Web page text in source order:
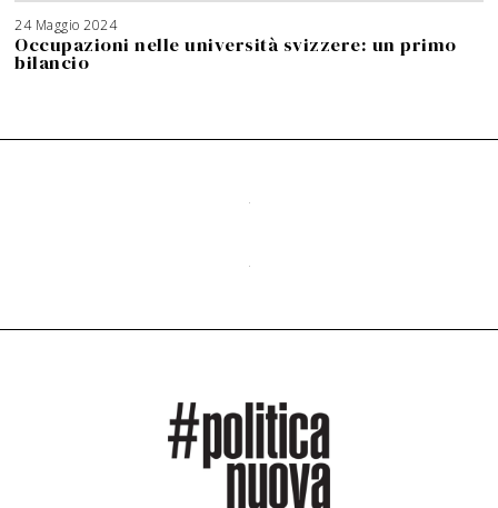
24 Maggio 2024
Occupazioni nelle università svizzere: un primo
bilancio